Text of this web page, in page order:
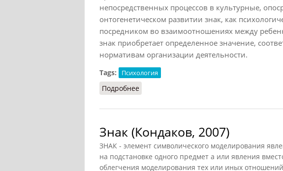
непосредственных процессов в культурные,
онтогенетическом развитии знак, как
посредником во взаимоотношениях между
знак приобретает определенное значение,
нормативам организации деятельности.
Tags: Психология
Подробнее
Знак (Кондаков, 2007)
ЗНАК - элемент символического моделирования
на подстановке одного предмет а или явления
облегчения моделирования тех или иных